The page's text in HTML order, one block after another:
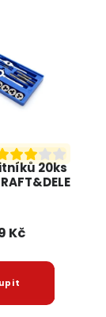
20ks
Kč